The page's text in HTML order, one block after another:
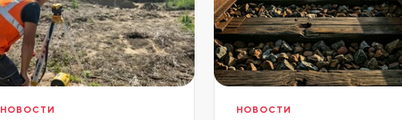
НОВОСТИ НОВОСТИ